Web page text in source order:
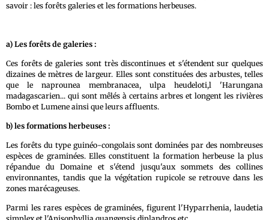
savoir : les forêts galeries et les formations herbeuses.
a) Les forêts de galeries :
Ces forêts de galeries sont très discontinues et s'étendent sur quelques
dizaines de mètres de largeur. Elles sont constituées des arbustes, telles
que le naprounea membranacea, ulpa heudeloti,l 'Harungana
madagascarien... qui sont mêlés à certains arbres et longent les rivières
Bombo et Lumene ainsi que leurs affluents.
b) les formations herbeuses :
Les forêts du type guinéo-congolais sont dominées par des nombreuses
espèces de graminées. Elles constituent la formation herbeuse la plus
répandue du Domaine et s'étend jusqu'aux sommets des collines
environnantes, tandis que la végétation rupicole se retrouve dans les
zones marécageuses.
Parmi les rares espèces de graminées, figurent l'Hyparrhenia, laudetia